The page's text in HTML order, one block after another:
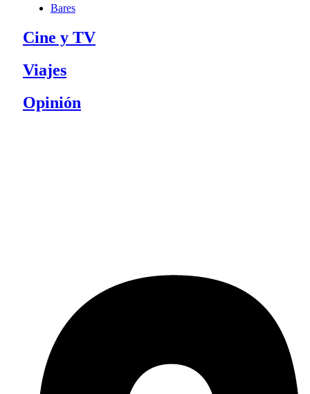
Bares
Cine y TV
Viajes
Opinión